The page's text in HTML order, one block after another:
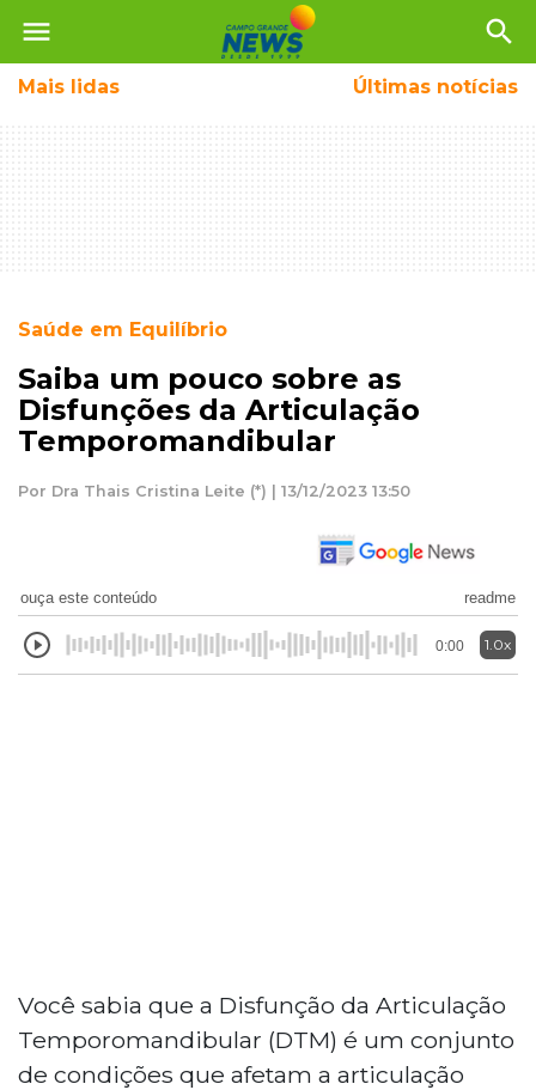
menu search
Mais lidas Últimas notícias
Saúde em Equilíbrio
Saiba um pouco sobre as
Disfunções da Articulação
Temporomandibular
Por Dra Thais Cristina Leite (*) | 13/12/2023 13:50
ouça este conteúdo readme
0:00 1.0x
Você sabia que a Disfunção da Articulação
Temporomandibular (DTM) é um conjunto
de condições que afetam a articulação